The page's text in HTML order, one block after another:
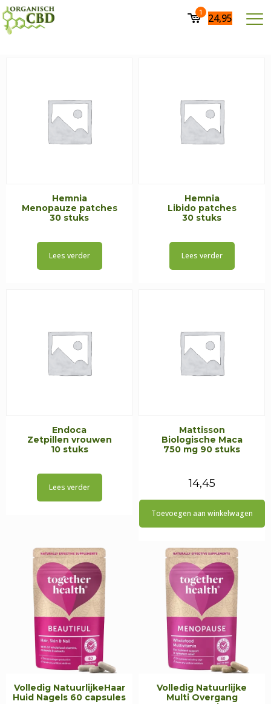
1 24,95
Hemnia
Menopauze patches
30 stuks
Lees verder
Hemnia
Libido patches
30 stuks
Lees verder
Endoca
Zetpillen vrouwen
10 stuks
Lees verder
Mattisson
Biologische Maca
750 mg 90 stuks
14,45
Toevoegen aan winkelwagen
Volledig NatuurlijkeHaar
Huid Nagels 60 capsules
Volledig Natuurlijke
Multi Overgang